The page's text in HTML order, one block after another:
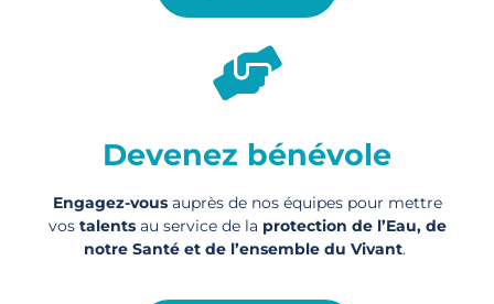
Devenez bénévole
Engagez-vousauprès de nos équipes pour mettre
vos talentsau service de la protection de l’Eau, de
notre Santé et de l’ensemble du Vivant.